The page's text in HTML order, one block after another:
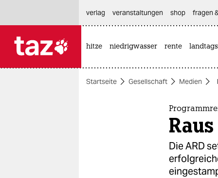
themen
verlag
veranstaltungen shop fragen
hitze niedrigwasser rente
Startseite Gesellschaft Medien
Die ARD